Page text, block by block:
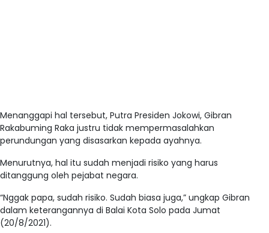
Menanggapi hal tersebut, Putra Presiden Jokowi, Gibran
Rakabuming Raka justru tidak mempermasalahkan
perundungan yang disasarkan kepada ayahnya.
Menurutnya, hal itu sudah menjadi risiko yang harus
ditanggung oleh pejabat negara.
“Nggak papa, sudah risiko. Sudah biasa juga,” ungkap Gibran
dalam keterangannya di Balai Kota Solo pada Jumat
(20/8/2021).